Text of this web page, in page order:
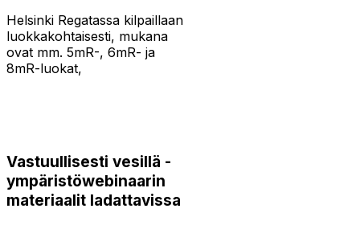
Helsinki Regatassa kilpaillaan
luokkakohtaisesti, mukana
ovat mm. 5mR-, 6mR- ja
8mR-luokat,
Vastuullisesti vesillä -
ympäristöwebinaarin
materiaalit ladattavissa